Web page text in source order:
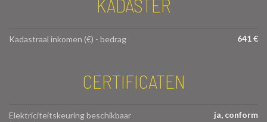
KADASTER
Kadastraal inkomen (€) - bedrag 641 €
CERTIFICATEN
Elektriciteitskeuring beschikbaar
ja, conform